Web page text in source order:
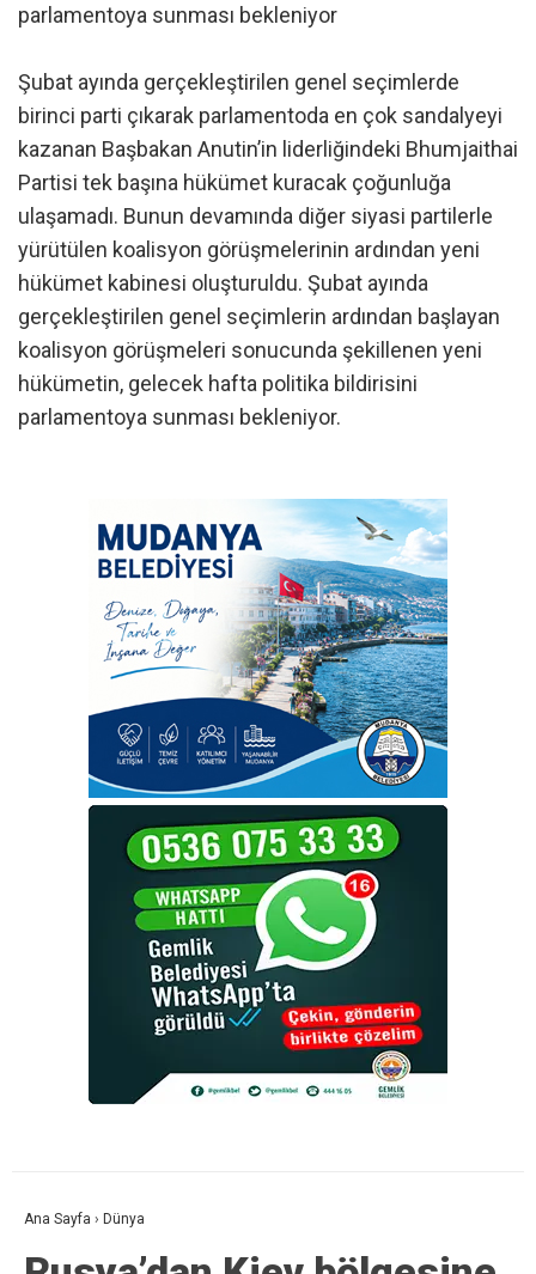
parlamentoya sunması bekleniyor
Şubat ayında gerçekleştirilen genel seçimlerde
birinci parti çıkarak parlamentoda en çok sandalyeyi
kazanan Başbakan Anutin’in liderliğindeki Bhumjaithai
Partisi tek başına hükümet kuracak çoğunluğa
ulaşamadı. Bunun devamında diğer siyasi partilerle
yürütülen koalisyon görüşmelerinin ardından yeni
hükümet kabinesi oluşturuldu. Şubat ayında
gerçekleştirilen genel seçimlerin ardından başlayan
koalisyon görüşmeleri sonucunda şekillenen yeni
hükümetin, gelecek hafta politika bildirisini
parlamentoya sunması bekleniyor.
Ana Sayfa › Dünya